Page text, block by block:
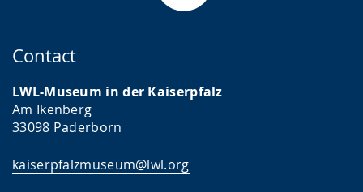
Contact
LWL-Museum in der Kaiserpfalz
Am Ikenberg
33098 Paderborn
kaiserpfalzmuseum@lwl.org